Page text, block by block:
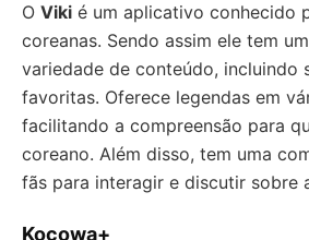
O Viki é um aplicativo conhecido
coreanas. Sendo assim ele tem
variedade de conteúdo, incluindo
favoritas. Oferece legendas em
facilitando a compreensão para
coreano. Além disso, tem uma
fãs para interagir e discutir sobre
Kocowa+